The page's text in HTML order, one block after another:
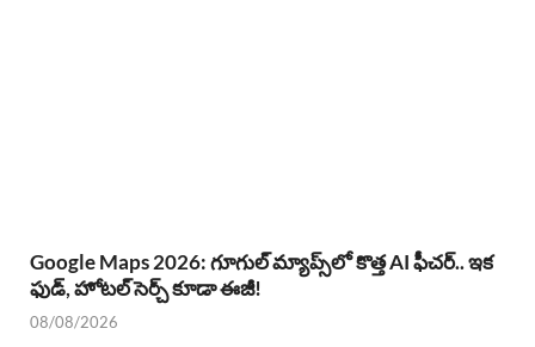
Google Maps 2026: గూగుల్ మ్యాప్స్‌లో కొత్త AI ఫీచర్.. ఇక
ఫుడ్, హోటల్ సెర్చ్ కూడా ఈజీ!
08/08/2026